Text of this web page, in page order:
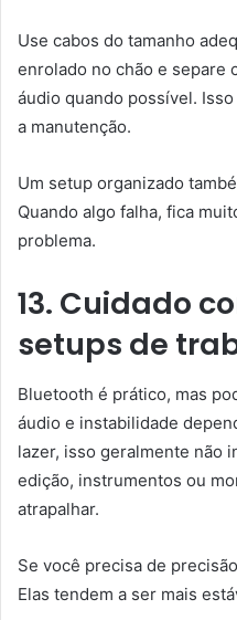
Use cabos do tamanho
enrolado no chão e separe
áudio quando possível.
a manutenção.
Um setup organizado
Quando algo falha, fica
problema.
13. Cuidado
setups de
Bluetooth é prático, mas
áudio e instabilidade
lazer, isso geralmente não
edição, instrumentos ou
atrapalhar.
Se você precisa de
Elas tendem a ser mais